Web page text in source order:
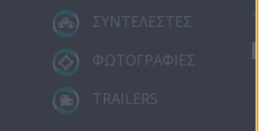
ΣΥΝΤΕΛΕΣΤΕΣ
ΦΩΤΟΓΡΑΦΙΕΣ
TRAILERS